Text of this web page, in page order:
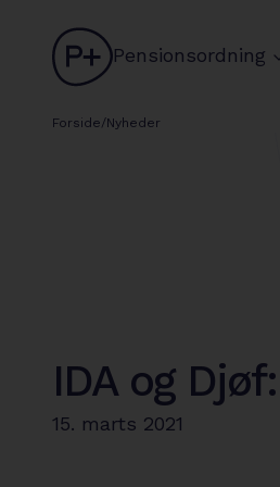
logo
Pensionsordning
Forside/Nyheder
IDA og
15. marts 2021